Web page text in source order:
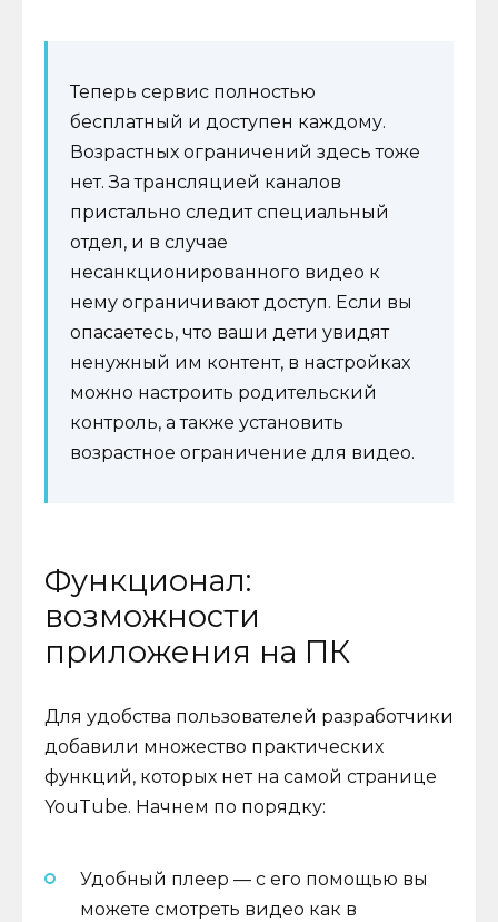
Теперь сервис полностью
бесплатный и доступен каждому.
Возрастных ограничений здесь тоже
нет. За трансляцией каналов
пристально следит специальный
отдел, и в случае
несанкционированного видео к
нему ограничивают доступ. Если вы
опасаетесь, что ваши дети увидят
ненужный им контент, в настройках
можно настроить родительский
контроль, а также установить
возрастное ограничение для видео.
Функционал:
возможности
приложения на ПК
Для удобства пользователей разработчики
добавили множество практических
функций, которых нет на самой странице
YouTube. Начнем по порядку:
Удобный плеер — с его помощью вы
можете смотреть видео как в